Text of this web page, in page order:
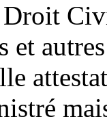
et